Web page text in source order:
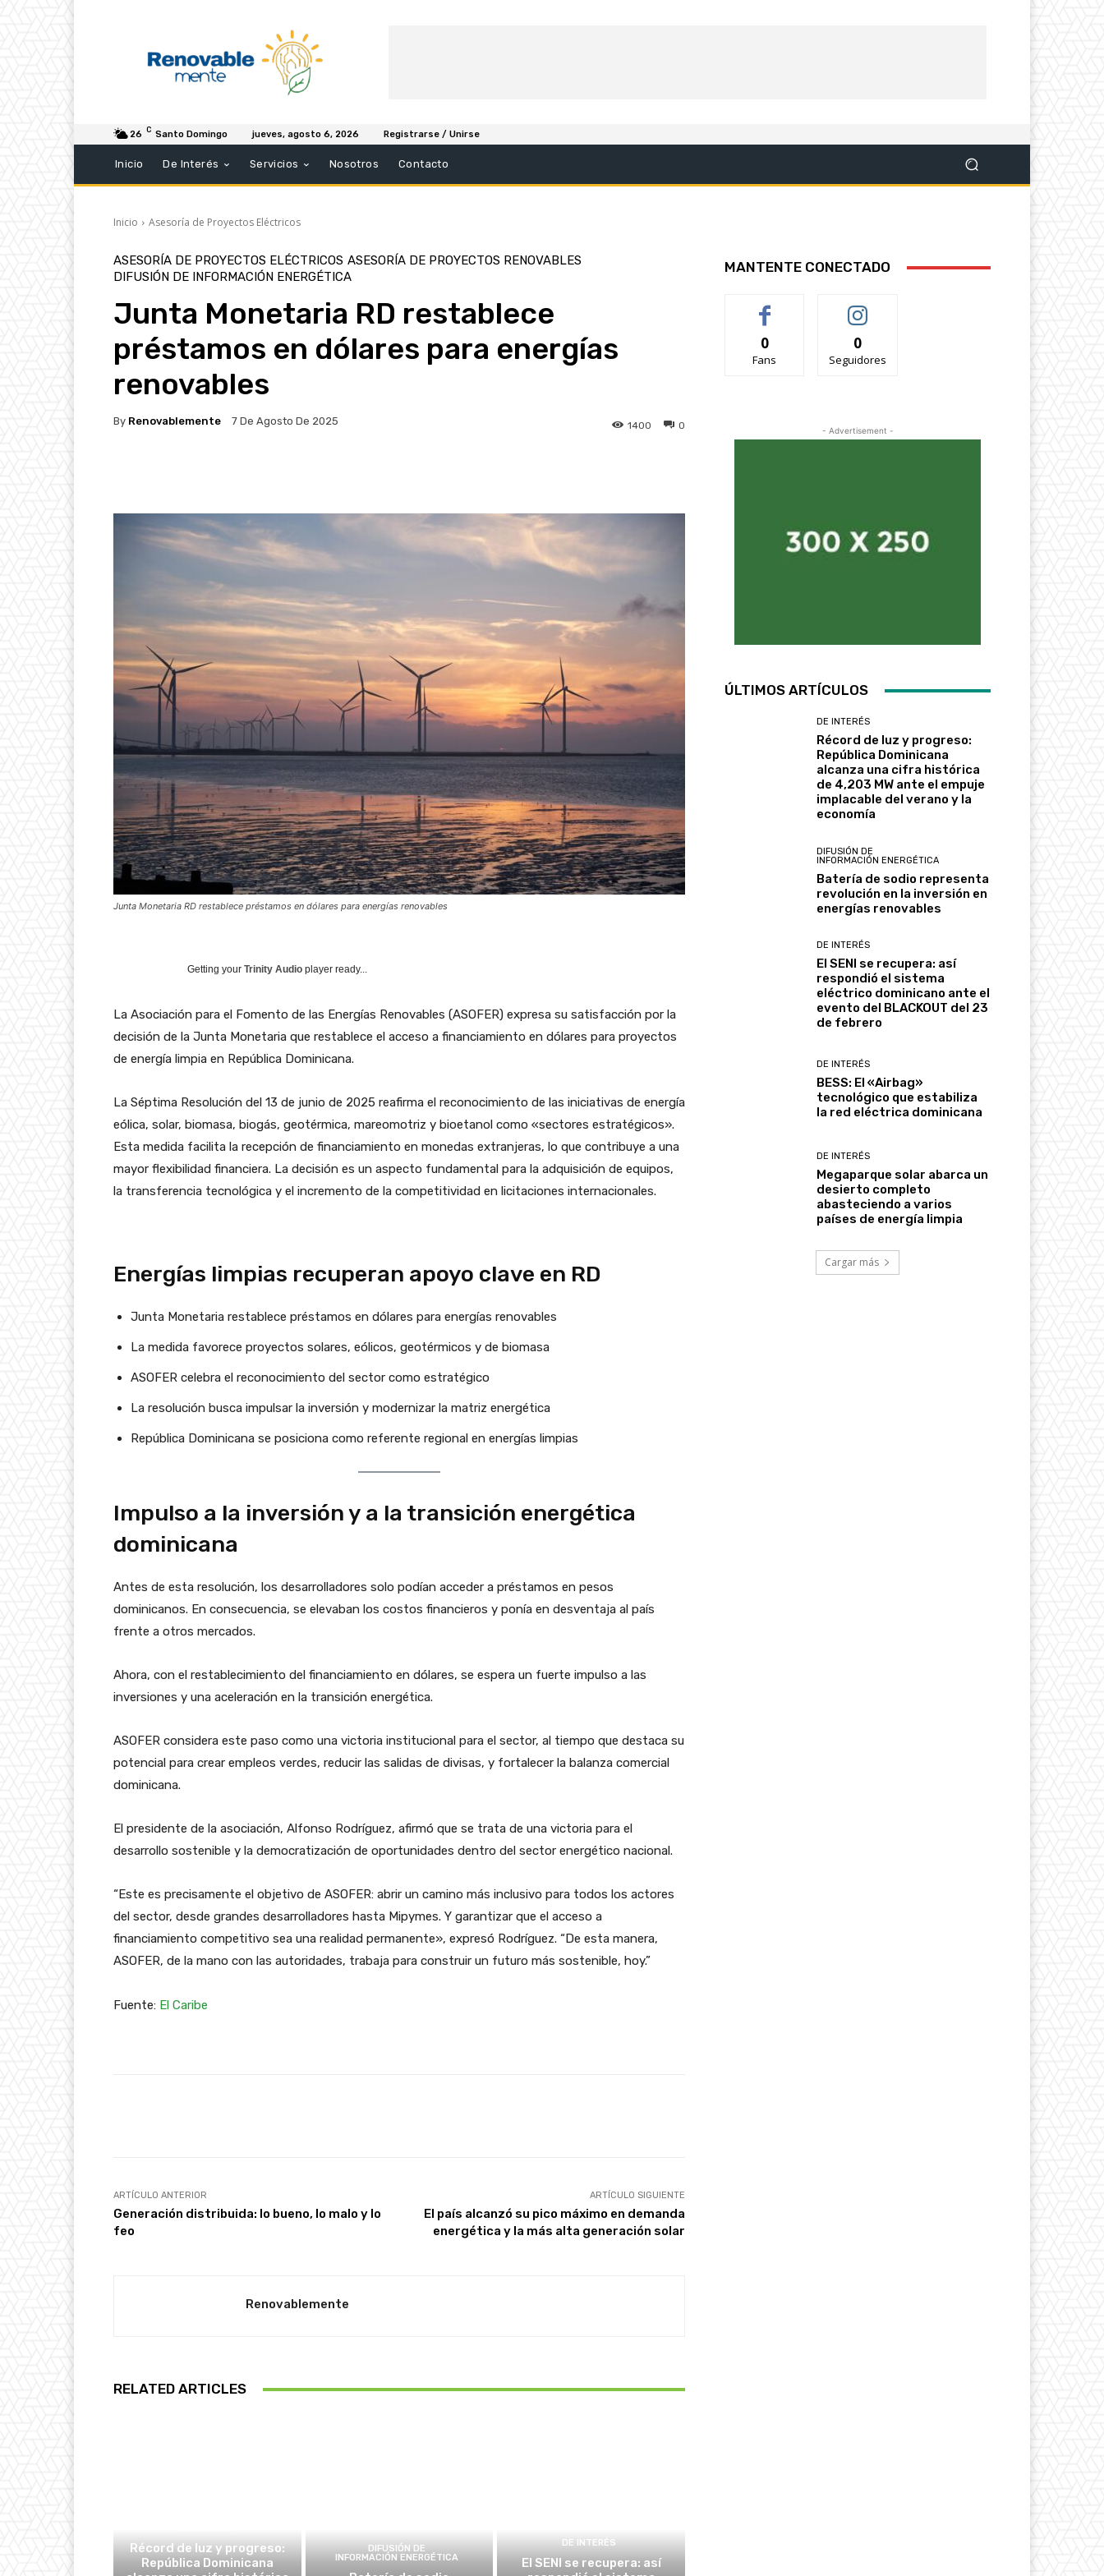
26 C Santo Domingo jueves, agosto 6, 2026 Registrarse / Unirse
Inicio De Interés Servicios Nosotros Contacto
Inicio Asesoría de Proyectos Eléctricos
ASESORÍA DE PROYECTOS ELÉCTRICOS ASESORÍA DE PROYECTOS RENOVABLES
DIFUSIÓN DE INFORMACIÓN ENERGÉTICA
Junta Monetaria RD restablece
préstamos en dólares para energías
renovables
By Renovablemente 7 De Agosto De 2025 0
1400
Junta Monetaria RD restablece préstamos en dólares para energías renovables
Getting your Trinity Audio player ready...
La Asociación para el Fomento de las Energías Renovables (ASOFER) expresa su satisfacción por la
decisión de la Junta Monetaria que restablece el acceso a financiamiento en dólares para proyectos
de energía limpia en República Dominicana.
La Séptima Resolución del 13 de junio de 2025 reafirma el reconocimiento de las iniciativas de energía
eólica, solar, biomasa, biogás, geotérmica, mareomotriz y bioetanol como «sectores estratégicos».
Esta medida facilita la recepción de financiamiento en monedas extranjeras, lo que contribuye a una
mayor flexibilidad financiera. La decisión es un aspecto fundamental para la adquisición de equipos,
la transferencia tecnológica y el incremento de la competitividad en licitaciones internacionales.
Energías limpias recuperan apoyo clave en RD
Junta Monetaria restablece préstamos en dólares para energías renovables
La medida favorece proyectos solares, eólicos, geotérmicos y de biomasa
ASOFER celebra el reconocimiento del sector como estratégico
La resolución busca impulsar la inversión y modernizar la matriz energética
República Dominicana se posiciona como referente regional en energías limpias
Impulso a la inversión y a la transición energética
dominicana
Antes de esta resolución, los desarrolladores solo podían acceder a préstamos en pesos
dominicanos. En consecuencia, se elevaban los costos financieros y ponía en desventaja al país
frente a otros mercados.
Ahora, con el restablecimiento del financiamiento en dólares, se espera un fuerte impulso a las
inversiones y una aceleración en la transición energética.
ASOFER considera este paso como una victoria institucional para el sector, al tiempo que destaca su
potencial para crear empleos verdes, reducir las salidas de divisas, y fortalecer la balanza comercial
dominicana.
El presidente de la asociación, Alfonso Rodríguez, afirmó que se trata de una victoria para el
desarrollo sostenible y la democratización de oportunidades dentro del sector energético nacional.
“Este es precisamente el objetivo de ASOFER: abrir un camino más inclusivo para todos los actores
del sector, desde grandes desarrolladores hasta Mipymes. Y garantizar que el acceso a
financiamiento competitivo sea una realidad permanente», expresó Rodríguez. “De esta manera,
ASOFER, de la mano con las autoridades, trabaja para construir un futuro más sostenible, hoy.”
Fuente: El Caribe
ARTÍCULO ANTERIOR
Generación distribuida: lo bueno, lo malo y lo
feo
ARTÍCULO SIGUIENTE
El país alcanzó su pico máximo en demanda
energética y la más alta generación solar
Renovablemente
RELATED ARTICLES
Récord de luz y progreso:
República Dominicana
DIFUSIÓN DE
INFORMACIÓN ENERGÉTICA
DE INTERÉS
El SENI se recupera: así
MANTENTE CONECTADO
0
Fans
0
Seguidores
- Advertisement -
ÚLTIMOS ARTÍCULOS
DE INTERÉS
Récord de luz y progreso:
República Dominicana
alcanza una cifra histórica
de 4,203 MW ante el empuje
implacable del verano y la
economía
DIFUSIÓN DE
INFORMACIÓN ENERGÉTICA
Batería de sodio representa
revolución en la inversión en
energías renovables
DE INTERÉS
El SENI se recupera: así
respondió el sistema
eléctrico dominicano ante el
evento del BLACKOUT del 23
de febrero
DE INTERÉS
BESS: El «Airbag»
tecnológico que estabiliza
la red eléctrica dominicana
DE INTERÉS
Megaparque solar abarca un
desierto completo
abasteciendo a varios
países de energía limpia
Cargar más